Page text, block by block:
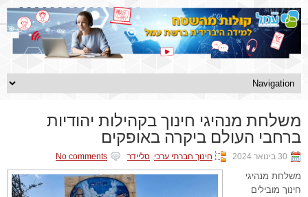
משלחת מנהיגי חינוך בקהילות יהודיות
ברחבי העולם ביקרה באופקים
30 בינואר 2024 חינוך חברתי ערכי, סליידר No comments
משלחת מנהיגי
חינוך מובילים